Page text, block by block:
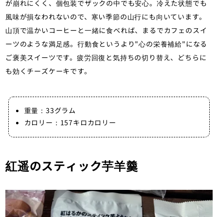
が崩れにくく、個包装でザックの中でも安心。冷えた状態でも
風味が損なわれないので、寒い季節の山行にも向いています。
山頂で温かいコーヒーと一緒に食べれば、まるでカフェのスイ
ーツのような満足感。行動食というより"心の栄養補給"になる
ご褒美スイーツです。疲労回復と気持ちの切り替え、どちらに
も効くチーズケーキです。
重量：33グラム
カロリー：157キロカロリー
紅遥のスティック芋羊羹